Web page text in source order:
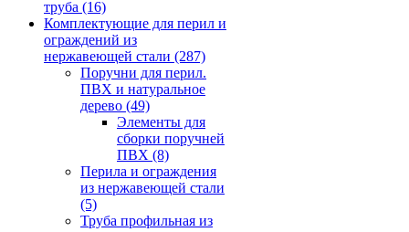
труба (16)
Комплектующие для перил и
ограждений из
нержавеющей стали (287)
Поручни для перил.
ПВХ и натуральное
дерево (49)
Элементы для
сборки поручней
ПВХ (8)
Перила и ограждения
из нержавеющей стали
(5)
Труба профильная из